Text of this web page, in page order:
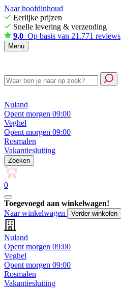
Naar hoofdinhoud
Eerlijke prijzen
Snelle levering & verzending
9,0 Op basis van 21.771 reviews
Menu
Nuland
Opent morgen 09:00
Veghel
Opent morgen 09:00
Rosmalen
Vakantiesluiting
Zoeken
0
Toegevoegd aan winkelwagen!
Naar winkelwagen
Verder winkelen
Nuland
Opent morgen 09:00
Veghel
Opent morgen 09:00
Rosmalen
Vakantiesluiting